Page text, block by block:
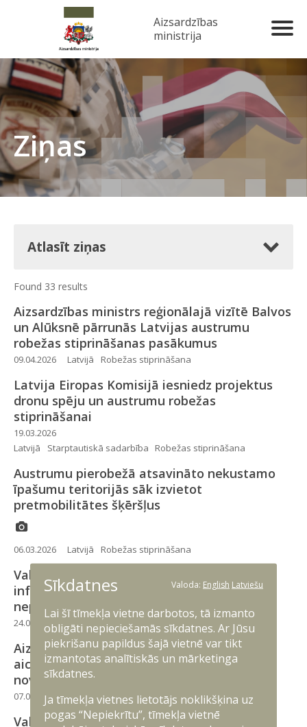
Aizsardzības
ministrija
Ziņas
Atlasīt ziņas
Found 33 results
Aizsardzības ministrs reģionālajā vizītē Balvos
un Alūksnē pārrunās Latvijas austrumu
robežas stiprināšanas pasākumus
09.04.2026 Latvijā Robežas stiprināšana
Latvija Eiropas Komisijā iesniedz projektus
dronu spēju un austrumu robežas
stiprināšanai
19.03.2026
Latvijā
Starptautiskā sadarbība Robežas stiprināšana
Austrumu pierobežā atsavināto nekustamo
īpašumu teritorijās sāk izvietot
pretmobilitātes šķēršļus
06.03.2026 Latvijā Robežas stiprināšana
Valdība apstiprina pretmobilitātes
infrastruktūras izveides otrajai kārtai
nepieciešamās teritorijas
24.02.2026 Latvijā Robežas stiprināšana
Aizsardzības ministrijas valsts sekretārs
aicina iedzīvotājus uz tikšanos Alūksnes
novadā
07.01.2026 Latvijā Robežas stiprināšana
Valdība apstiprina pretmobilitātes
Sīkdatnes Valoda: English Latviešu
Lai šī tīmekļa vietne darbotos, tā izmanto
obligāti nepieciešamās sīkdatnes. Ar Jūsu
piekrišanu papildus šajā vietnē var tikt
izmantotas analītiskās un mārketinga
sīkdatnes.
Ja tīmekļa vietnes lietotājs noklikšķina uz
pogas “Nepiekrītu”, tīmekļa vietnē